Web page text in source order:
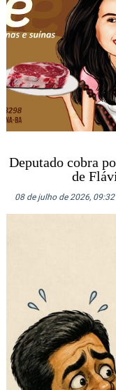
Deputado cobra
de
08 de julho de 2026, 09:32